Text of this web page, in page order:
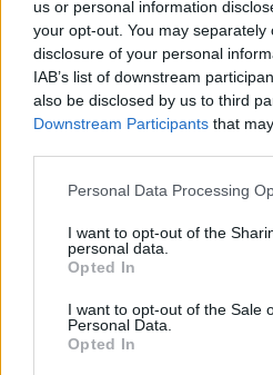
us or personal information
your opt-out. You may
disclosure of your personal
IAB’s list of downstream
also be disclosed by us to third
Downstream Participants that
Personal Data Processing
I want to opt-out of the
personal data.
Opted In
I want to opt-out of the Sale
Personal Data.
Opted In
Inserisci tutte le
Inserisci
Siamo spiacenti, non